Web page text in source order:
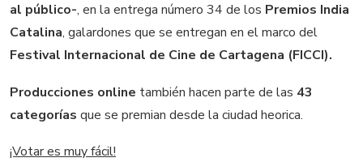
al público-, en la entrega número 34 de los Premios India
Catalina, galardones que se entregan en el marco del
Festival Internacional de Cine de Cartagena (FICCI).
Producciones online también hacen parte de las 43
categorías que se premian desde la ciudad heorica.
¡Votar es muy fácil!